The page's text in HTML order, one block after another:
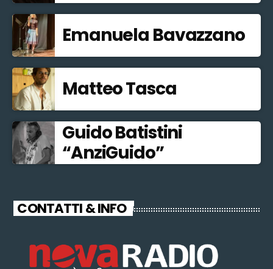
Emanuela Bavazzano
Matteo Tasca
Guido Batistini
“AnziGuido”
CONTATTI & INFO